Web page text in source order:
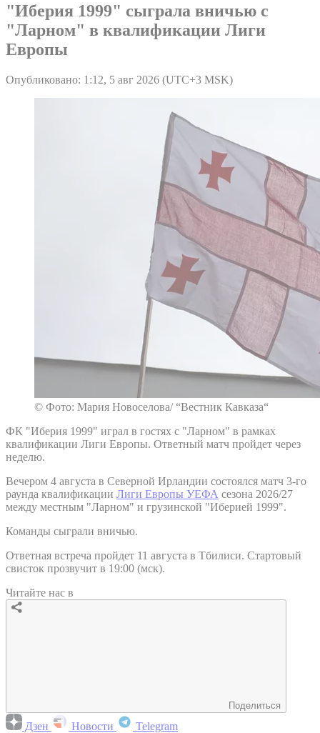
"Иберия 1999" сыграла вничью с
"Ларном" в квалификации Лиги
Европы
Опубликовано: 1:12, 5 авг 2026 (UTC+3 MSK)
© Фото: Мария Новоселова/ “Вестник Кавказа“
ФК "Иберия 1999" играл в гостях с "Ларном" в рамках
квалификации Лиги Европы. Ответный матч пройдет через
неделю.
Вечером 4 августа в Северной Ирландии состоялся матч 3-го
раунда квалификации Лиги Европы УЕФА сезона 2026/27
между местным "Ларном" и грузинской "Иберией 1999".
Команды сыграли вничью.
Ответная встреча пройдет 11 августа в Тбилиси. Стартовый
свисток прозвучит в 19:00 (мск).
Читайте нас в
Поделиться
Дзен Новости Telegram